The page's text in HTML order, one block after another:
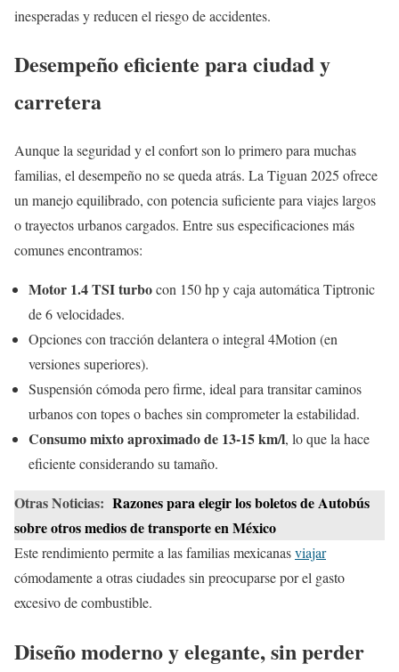
inesperadas y reducen el riesgo de accidentes.
Desempeño eficiente para ciudad y
carretera
Aunque la seguridad y el confort son lo primero para muchas
familias, el desempeño no se queda atrás. La Tiguan 2025 ofrece
un manejo equilibrado, con potencia suficiente para viajes largos
o trayectos urbanos cargados. Entre sus especificaciones más
comunes encontramos:
Motor 1.4 TSI turbocon 150 hp y caja automática Tiptronic
de 6 velocidades.
Opciones con tracción delantera o integral 4Motion (en
versiones superiores).
Suspensión cómoda pero firme, ideal para transitar caminos
urbanos con topes o baches sin comprometer la estabilidad.
Consumo mixto aproximado de 13-15 km/l, lo que la hace
eficiente considerando su tamaño.
Otras Noticias: Razones para elegir los boletos de Autobús
sobre otros medios de transporte en México
Este rendimiento permite a las familias mexicanasviajar
cómodamente a otras ciudades sin preocuparse por el gasto
excesivo de combustible.
Diseño moderno y elegante, sin perder